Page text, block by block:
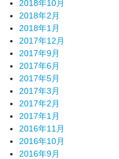
2018年10月
2018年2月
2018年1月
2017年12月
2017年9月
2017年6月
2017年5月
2017年3月
2017年2月
2017年1月
2016年11月
2016年10月
2016年9月